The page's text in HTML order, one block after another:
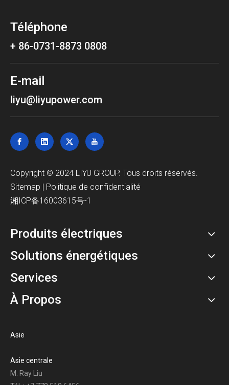
Téléphone
+ 86-0731-8873 0808
E-mail
liyu@liyupower.com
Copyright © 2024 LIYU GROUP. Tous droits réservés.
Sitemap | Politique de confidentialité
湘ICP备16003615号-1
Produits électriques
Solutions énergétiques
Services
À Propos
Asie
Asie centrale
M. Ray Liu